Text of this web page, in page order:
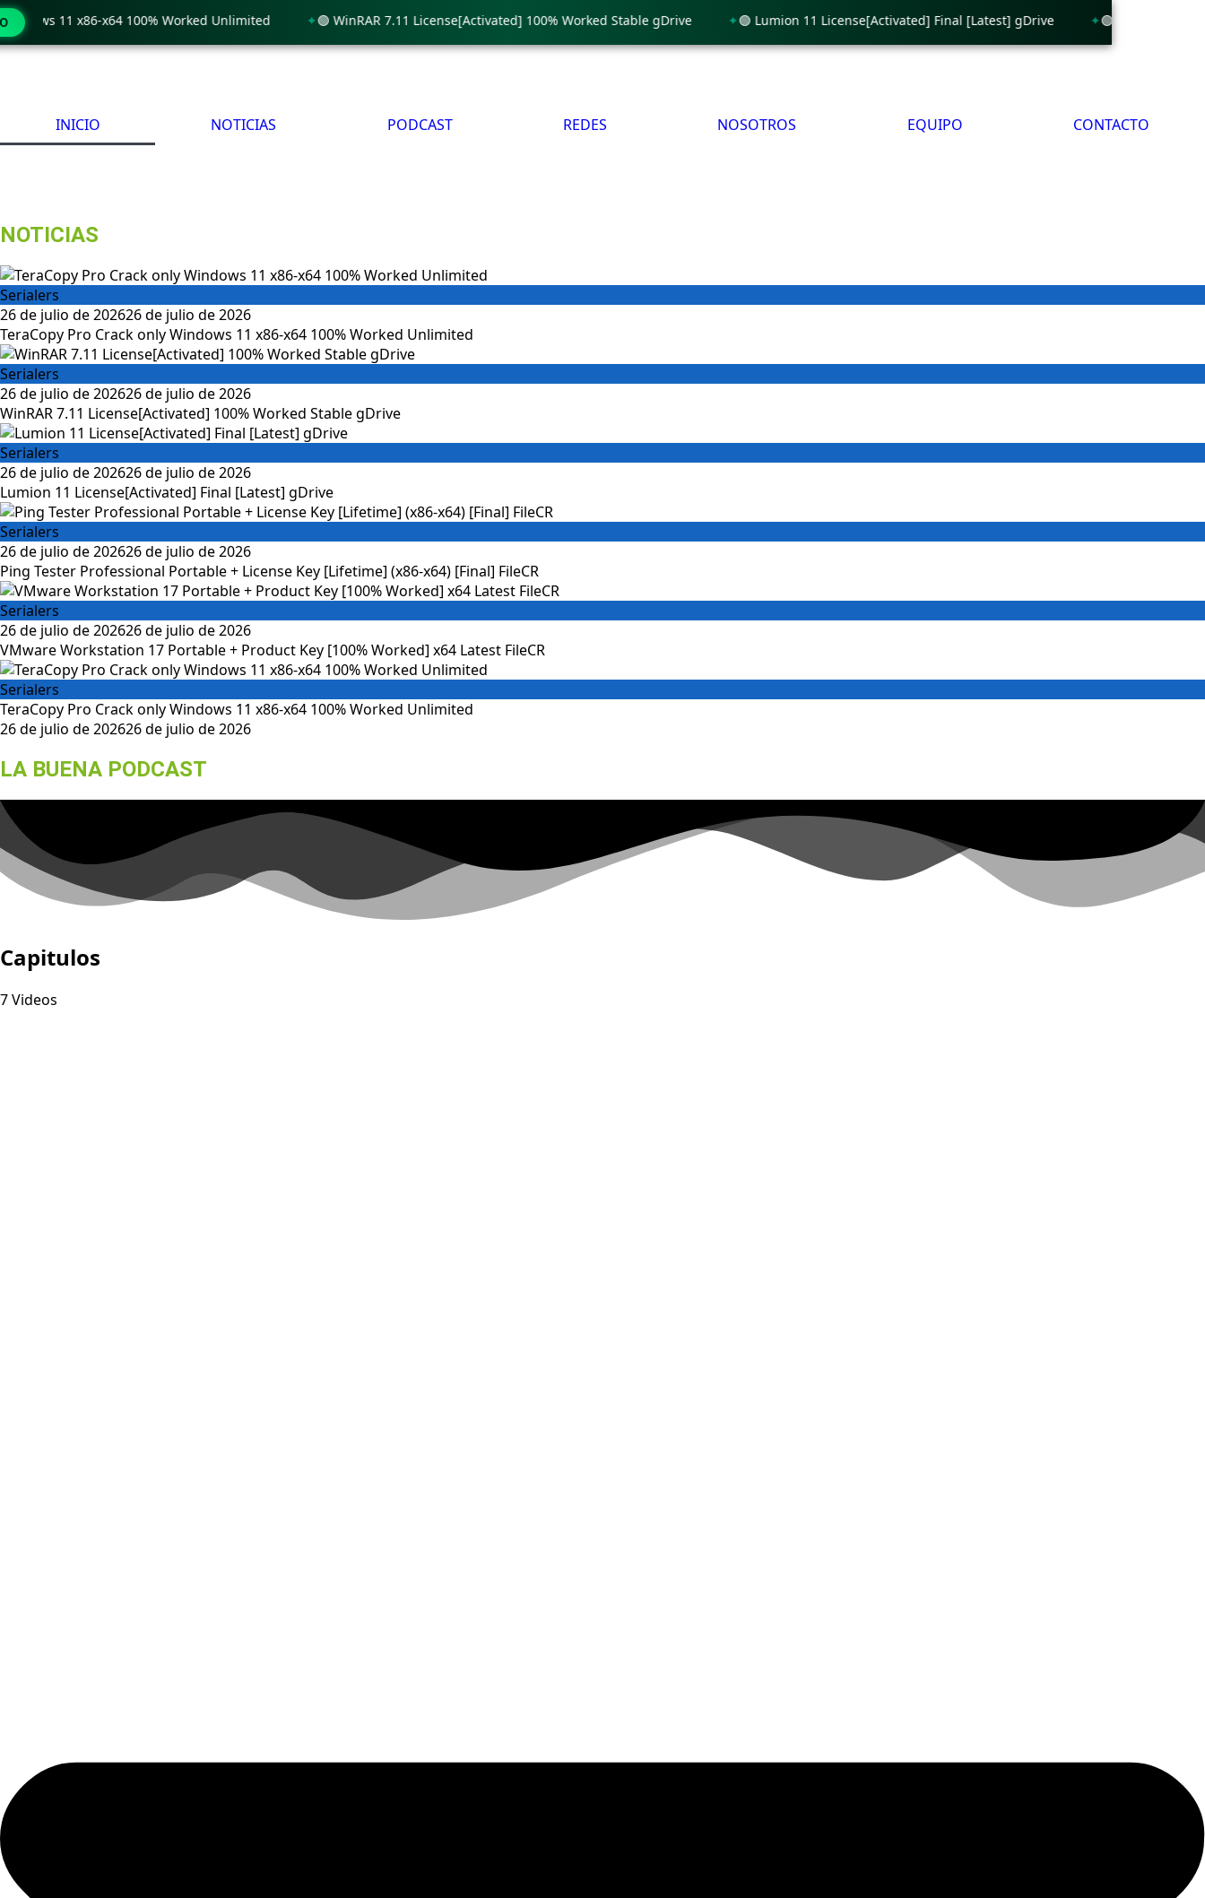
INICIO NOTICIAS PODCAST REDES NOSOTROS EQUIPO CONTACTO
NOTICIAS
Serialers
26 de julio de 202626 de julio de 2026
TeraCopy Pro Crack only Windows 11 x86-x64 100% Worked Unlimited
Serialers
26 de julio de 202626 de julio de 2026
WinRAR 7.11 License[Activated] 100% Worked Stable gDrive
Serialers
26 de julio de 202626 de julio de 2026
Lumion 11 License[Activated] Final [Latest] gDrive
Serialers
26 de julio de 202626 de julio de 2026
Ping Tester Professional Portable + License Key [Lifetime] (x86-x64) [Final] FileCR
Serialers
26 de julio de 202626 de julio de 2026
VMware Workstation 17 Portable + Product Key [100% Worked] x64 Latest FileCR
Serialers
TeraCopy Pro Crack only Windows 11 x86-x64 100% Worked Unlimited
26 de julio de 202626 de julio de 2026
LA BUENA PODCAST
Capitulos
7 Videos
11 x86-x64 100% Worked Unlimited 🟢 WinRAR 7.11 License[Activated] 100% Worked Stable gDrive 🟢 Lumion 11 License[Activated] Final [Latest] gDrive 🟢 Ping Tester